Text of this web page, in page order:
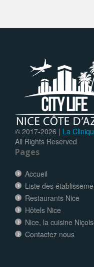
© 2017-2026 | La
All Rights Reserved
Pages
Accueil
Liste des
Restaurants Nice
Hôtels Nice
Nice, la cuisine
Contactez nous